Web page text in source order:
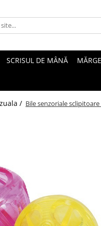
SCRISUL DE MÂNĂ
/ Bile senzoriale